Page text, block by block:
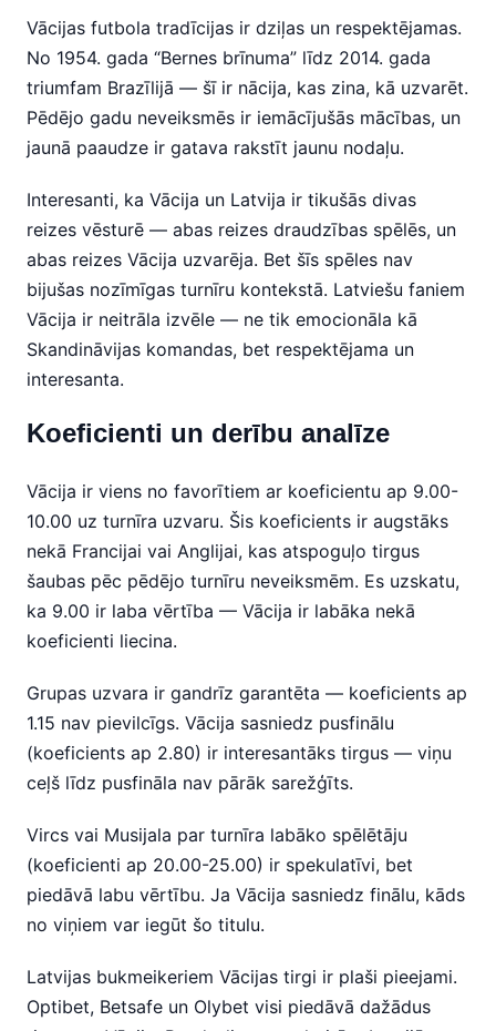
Vācijas futbola tradīcijas ir dziļas un respektējamas.
No 1954. gada “Bernes brīnuma” līdz 2014. gada
triumfam Brazīlijā — šī ir nācija, kas zina, kā uzvarēt.
Pēdējo gadu neveiksmēs ir iemācījušās mācības, un
jaunā paaudze ir gatava rakstīt jaunu nodaļu.
Interesanti, ka Vācija un Latvija ir tikušās divas
reizes vēsturē — abas reizes draudzības spēlēs, un
abas reizes Vācija uzvarēja. Bet šīs spēles nav
bijušas nozīmīgas turnīru kontekstā. Latviešu faniem
Vācija ir neitrāla izvēle — ne tik emocionāla kā
Skandināvijas komandas, bet respektējama un
interesanta.
Koeficienti un derību analīze
Vācija ir viens no favorītiem ar koeficientu ap 9.00-
10.00 uz turnīra uzvaru. Šis koeficients ir augstāks
nekā Francijai vai Anglijai, kas atspoguļo tirgus
šaubas pēc pēdējo turnīru neveiksmēm. Es uzskatu,
ka 9.00 ir laba vērtība — Vācija ir labāka nekā
koeficienti liecina.
Grupas uzvara ir gandrīz garantēta — koeficients ap
1.15 nav pievilcīgs. Vācija sasniedz pusfinālu
(koeficients ap 2.80) ir interesantāks tirgus — viņu
ceļš līdz pusfināla nav pārāk sarežģīts.
Vircs vai Musijala par turnīra labāko spēlētāju
(koeficienti ap 20.00-25.00) ir spekulatīvi, bet
piedāvā labu vērtību. Ja Vācija sasniedz finālu, kāds
no viņiem var iegūt šo titulu.
Latvijas bukmeikeriem Vācijas tirgi ir plaši pieejami.
Optibet, Betsafe un Olybet visi piedāvā dažādus